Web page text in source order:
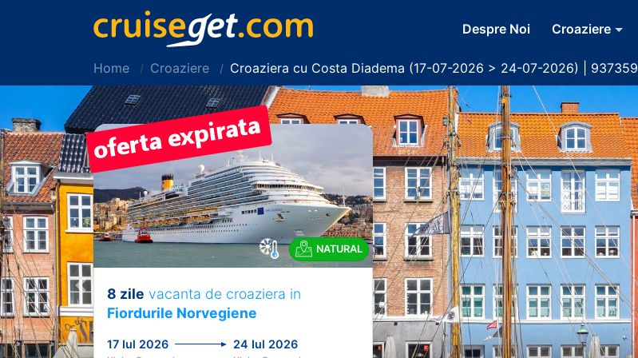
Despre Noi Croaziere
Home Croaziere Croaziera cu Costa Diadema (17-07-2026 > 24-07-2026) | 937359
Previous
NATURAL
8 zile vacanta de croaziera in
Fiordurile Norvegiene
17 Iul 2026 24 Iul 2026